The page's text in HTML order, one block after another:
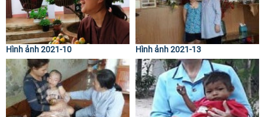
Hình ảnh 2021-10 Hình ảnh 2021-13